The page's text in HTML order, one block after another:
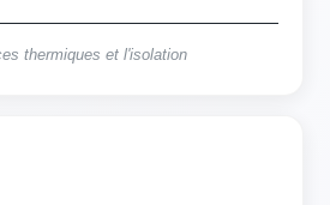
thermiques et l'isolation